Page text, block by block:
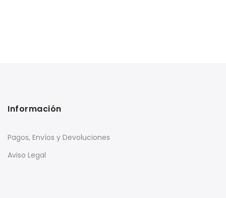
Información
Pagos, Envíos y Devoluciones
Aviso Legal